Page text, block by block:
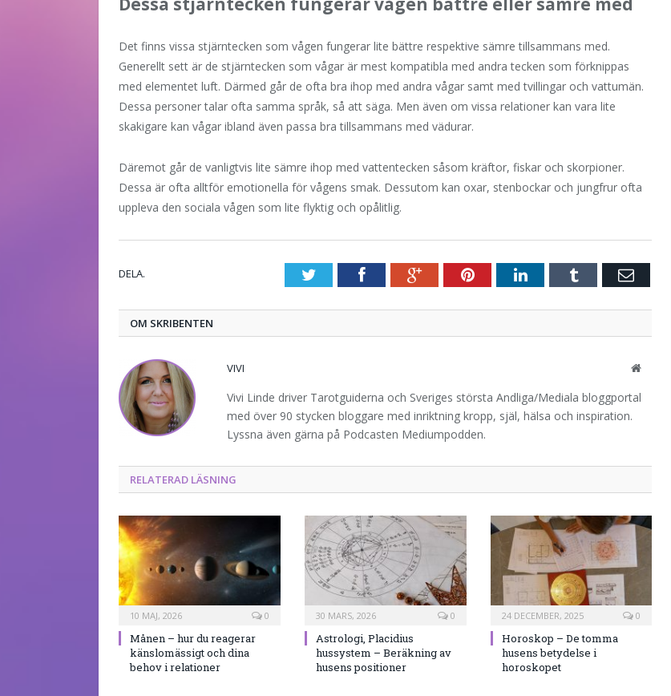
Det finns vissa stjärntecken som vågen fungerar lite bättre respektive sämre tillsammans med.
Generellt sett är de stjärntecken som vågar är mest kompatibla med andra tecken som förknippas
med elementet luft. Därmed går de ofta bra ihop med andra vågar samt med tvillingar och vattumän.
Dessa personer talar ofta samma språk, så att säga. Men även om vissa relationer kan vara lite
skakigare kan vågar ibland även passa bra tillsammans med vädurar.
Däremot går de vanligtvis lite sämre ihop med vattentecken såsom kräftor, fiskar och skorpioner.
Dessa är ofta alltför emotionella för vågens smak. Dessutom kan oxar, stenbockar och jungfrur ofta
uppleva den sociala vågen som lite flyktig och opålitlig.
DELA. TwitterFacebookGoogle+PinterestLinkedInTumblr E-
OM SKRIBENTEN
VIVI Website
Vivi Linde driver Tarotguiderna och Sveriges största Andliga/Mediala bloggportal
med över 90 stycken bloggare med inriktning kropp, själ, hälsa och inspiration.
Lyssna även gärna på Podcasten Mediumpodden.
RELATERAD LÄSNING
10 MAJ, 2026 0
Månen – hur du reagerar
känslomässigt och dina
behov i relationer
30 MARS, 2026 0
Astrologi, Placidius
hussystem – Beräkning av
husens positioner
24 DECEMBER, 2025 0
Horoskop – De tomma
husens betydelse i
horoskopet